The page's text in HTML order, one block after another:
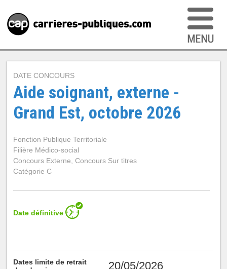
DATE CONCOURS
Aide soignant, externe -
Grand Est, octobre 2026
Fonction Publique Territoriale
Filière Médico-social
Concours Externe, Concours Sur titres
Catégorie C
Date définitive
Dates limite de retrait
20/05/2026